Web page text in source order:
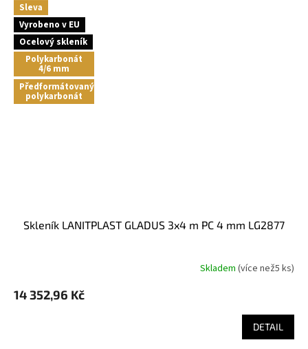
Sleva
Vyrobeno v EU
Ocelový skleník
Polykarbonát
4/6 mm
Předformátovaný
polykarbonát
skleník LANITPLAST GLADUS 3x4 m PC 4 mm LG2877
Skladem (více než5 ks)
14 352,96 Kč
DETAIL